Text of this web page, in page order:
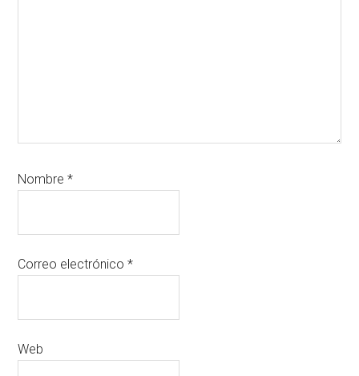
Nombre*
Correo electrónico*
Web